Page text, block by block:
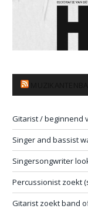
Gitarist / beginnend
Singer and bassist
Singersongwriter
Percussionist zoekt
Gitarist zoekt band